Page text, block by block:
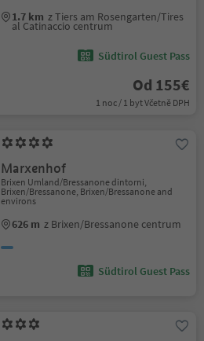
1.7 km z Tiers am Rosengarten/Tires
al Catinaccio centrum
Südtirol Guest Pass
Od 155€
1 noc / 1 byt Včetně DPH
Marxenhof
Brixen Umland/Bressanone dintorni,
Brixen/Bressanone, Brixen/Bressanone and
environs
626 m z Brixen/Bressanone centrum
Südtirol Guest Pass